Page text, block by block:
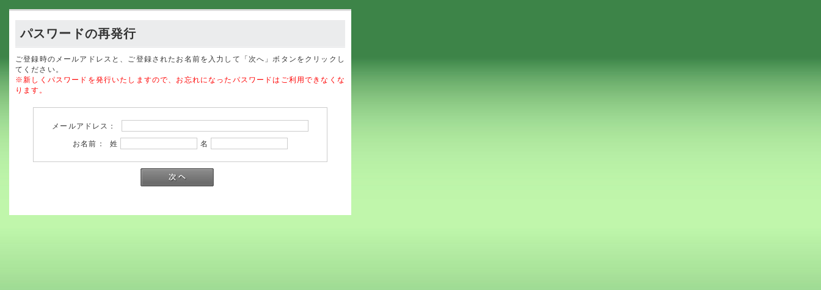
パスワードの再発行
ご登録時のメールアドレスと、ご登録されたお名前を入力して「次へ」ボタンをクリックし
てください。
※新しくパスワードを発行いたしますので、お忘れになったパスワードはご利用できなくな
ります。
メールアドレス：
お名前： 姓 名